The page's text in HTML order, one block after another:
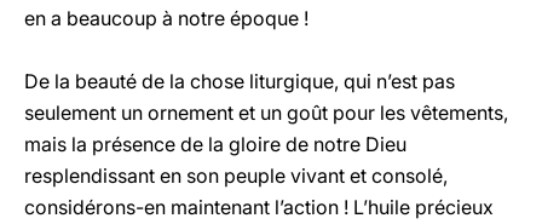
en a beaucoup à notre époque !
De la beauté de la chose liturgique, qui n’est pas
seulement un ornement et un goût pour les vêtements,
mais la présence de la gloire de notre Dieu
resplendissant en son peuple vivant et consolé,
considérons-en maintenant l’action ! L’huile précieux